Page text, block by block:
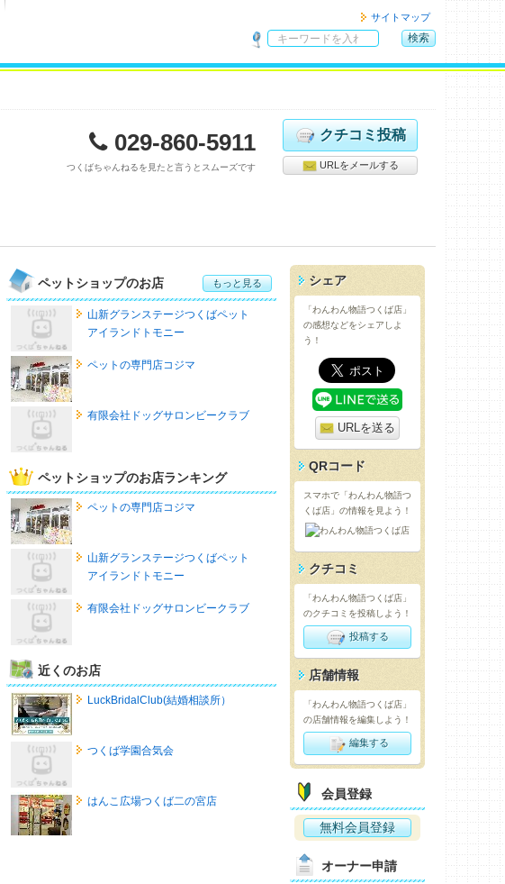
サイトマップ
内
索
検索
029-860-5911
つくばちゃんねるを見たと言うとスムーズです
クチコミ投稿
URLをメールする
ペットショップのお店 もっと見る
山新グランステージつくばペット
アイランドトモニー
ペットの専門店コジマ
有限会社ドッグサロンビークラブ
ペットショップのお店ランキング
ペットの専門店コジマ
山新グランステージつくばペット
アイランドトモニー
有限会社ドッグサロンビークラブ
近くのお店
LuckBridalClub(結婚相談所）
つくば学園合気会
はんこ広場つくば二の宮店
シェア
「わんわん物語つくば店」
の感想などをシェアしよ
う！
URLを送る
QRコード
スマホで「わんわん物語つ
くば店」の情報を見よう！
クチコミ
「わんわん物語つくば店」
のクチコミを投稿しよう！
投稿する
店舗情報
「わんわん物語つくば店」
の店舗情報を編集しよう！
編集する
会員登録
無料会員登録
オーナー申請